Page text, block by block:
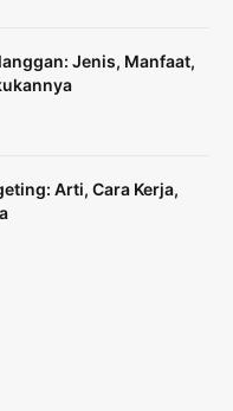
Jenis, Manfaat,
Arti, Cara Kerja,